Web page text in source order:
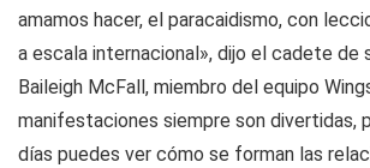
amamos hacer, el paracaidismo, con
a escala internacional», dijo el cadete de
Baileigh McFall, miembro del equipo
manifestaciones siempre son divertidas,
días puedes ver cómo se forman las